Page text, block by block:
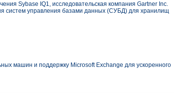
Sybase IQ1, исследовательская компания Gartner Inc.
систем управления базами данных (СУБД) для хранилищ
машин и поддержку Microsoft Exchange для ускоренного